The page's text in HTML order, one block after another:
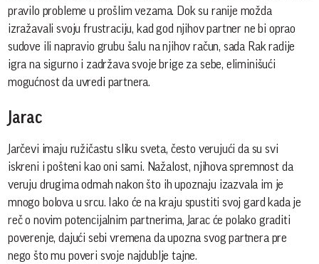
pravilo probleme u prošlim vezama. Dok su ranije možda
izražavali svoju frustraciju, kad god njihov partner ne bi oprao
sudove ili napravio grubu šalu na njihov račun, sada Rak radije
igra na sigurno i zadržava svoje brige za sebe, eliminišući
mogućnost da uvredi partnera.
Jarac
Jarčevi imaju ružičastu sliku sveta, često verujući da su svi
iskreni i pošteni kao oni sami. Nažalost, njihova spremnost da
veruju drugima odmah nakon što ih upoznaju izazvala im je
mnogo bolova u srcu. Iako će na kraju spustiti svoj gard kada je
reč o novim potencijalnim partnerima, Jarac će polako graditi
poverenje, dajući sebi vremena da upozna svog partnera pre
nego što mu poveri svoje najdublje tajne.